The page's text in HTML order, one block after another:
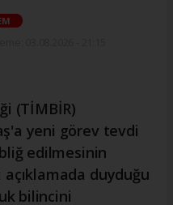
(TİMBİR)
yeni görev tevdi
edilmesinin
açıklamada duyduğu
bilincini